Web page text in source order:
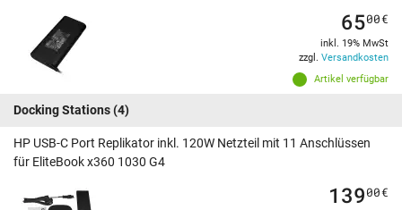
Artikel verfügbar
6500€
inkl. 19% MwSt
zzgl. Versandkosten
Docking Stations(4)
HP USB-C Port Replikator inkl. 120W Netzteil mit 11 Anschlüssen
für EliteBook x360 1030 G4
13900€